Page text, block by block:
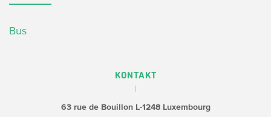
Bus
KONTAKT
63 rue de BouillonL-1248 Luxembourg